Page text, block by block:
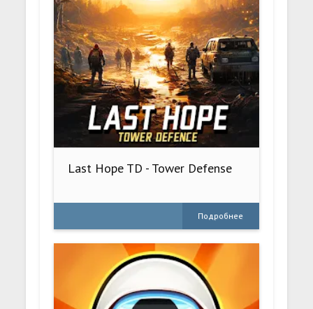
Last Hope TD - Tower Defense
Подробнее